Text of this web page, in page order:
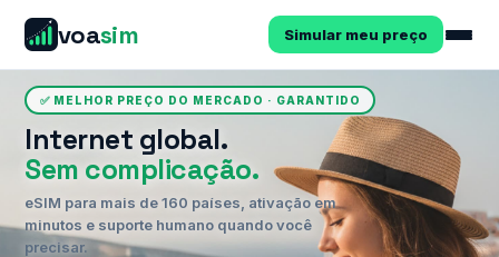
voasim Simular meu preço
✅ MELHOR PREÇO DO MERCADO · GARANTIDO
Internet global.
Sem complicação.
eSIM para mais de 160 países, ativação em
minutos e suporte humano quando você
precisar.